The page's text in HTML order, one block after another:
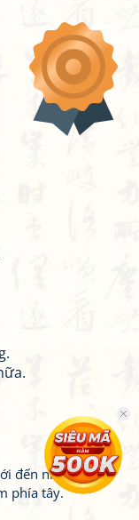
đến nhà chính,
phía tây.